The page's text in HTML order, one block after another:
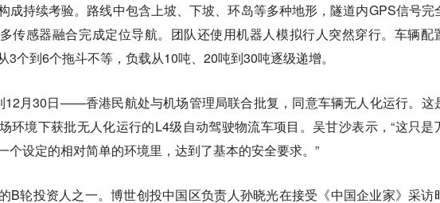
成持续考验。路线中包含上坡、下坡、环岛等多种地形，隧道内GPS信号完
传感器融合完成定位导航。团队还使用机器人模拟行人突然穿行。车辆配
3个到6个拖斗不等，负载从10吨、20吨到30吨逐级递增。
12月30日——香港民航处与机场管理局联合批复，同意车辆无人化运行。这
环境下获批无人化运行的L4级自动驾驶物流车项目。吴甘沙表示，“这只是
个设定的相对简单的环境里，达到了基本的安全要求。”
B轮投资人之一。博世创投中国区负责人孙晓光在接受《中国企业家》采访